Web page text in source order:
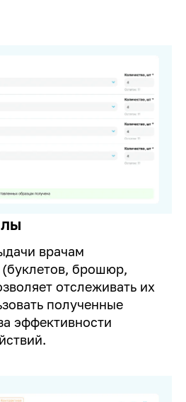
врачам
брошюр,
отслеживать их
полученные
эффективности